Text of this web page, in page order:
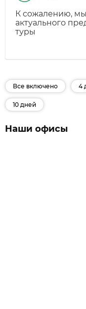
К сожалению,
актуального
туры
Все включено 4
10 дней
Наши офисы